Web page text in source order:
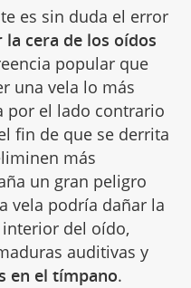
es sin duda el error
cera de los oídos
popular que
una vela lo más
por el lado contrario
fin de que se derrita
más
un gran peligro
vela podría dañar la
del oído,
auditivas y
en el tímpano.